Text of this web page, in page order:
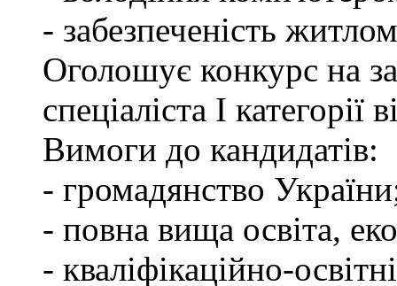
- забезпеченість
Оголошує конкурс на
спеціаліста І
Вимоги до кандидатів:
- громадянство
- повна вища освіта,
- кваліфікаційно-